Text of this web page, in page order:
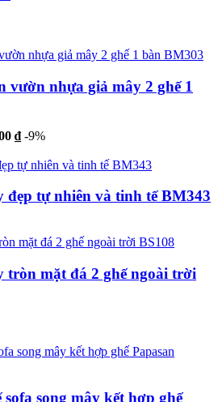
vườn nhựa giả mây 2 ghế 1
₫ -9%
đẹp tự nhiên và tinh tế BM343
tròn mặt đá 2 ghế ngoài trời
song mây kết hợp ghế